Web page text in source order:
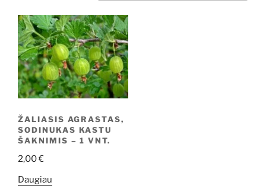
ŽALIASIS AGRASTAS,
SODINUKAS KASTU
ŠAKNIMIS – 1 VNT.
2,00€
Daugiau